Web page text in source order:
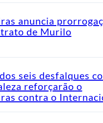
anuncia
de Murilo
seis desfalques
reforçarão o
contra o